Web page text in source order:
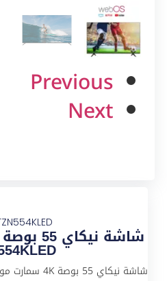
Previous
Next